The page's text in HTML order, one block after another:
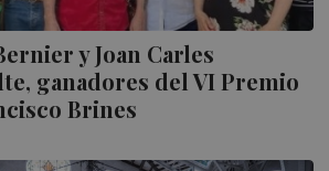
y Joan Carles
ganadores del VI Premio
Brines